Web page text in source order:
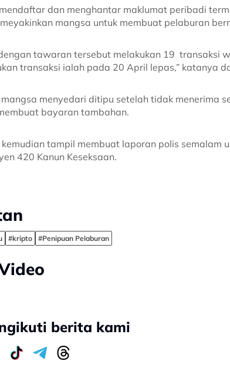
dan menghantar maklumat peribadi
mangsa untuk membuat pelaburan
tawaran tersebut melakukan 19 transaksi
transaksi ialah pada 20 April lepas,” katanya
menyedari ditipu setelah tidak menerima
bayaran tambahan.
tampil membuat laporan polis semalam
420 Kanun Keseksaan.
#kripto #Penipuan Pelaburan
berita kami